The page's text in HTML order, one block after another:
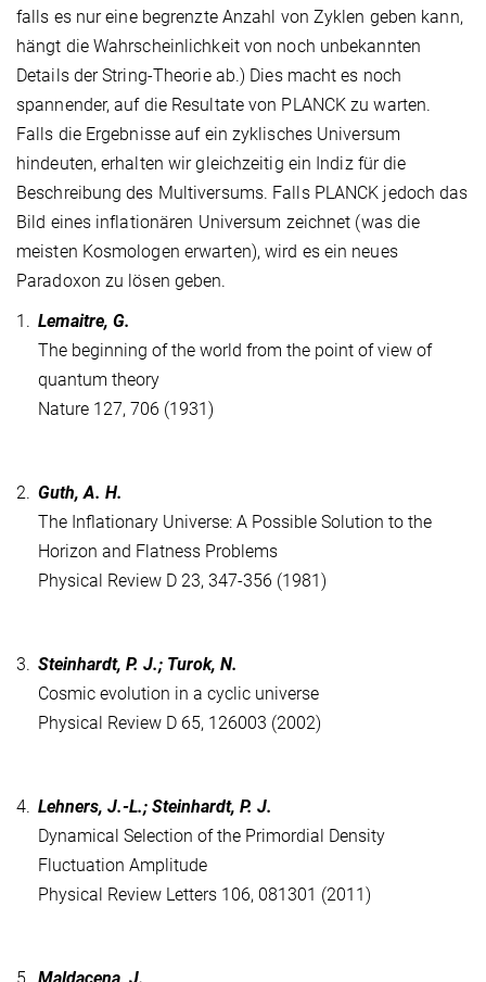
falls es nur eine begrenzte Anzahl von Zyklen geben kann,
hängt die Wahrscheinlichkeit von noch unbekannten
Details der String-Theorie ab.) Dies macht es noch
spannender, auf die Resultate von PLANCK zu warten.
Falls die Ergebnisse auf ein zyklisches Universum
hindeuten, erhalten wir gleichzeitig ein Indiz für die
Beschreibung des Multiversums. Falls PLANCK jedoch das
Bild eines inflationären Universum zeichnet (was die
meisten Kosmologen erwarten), wird es ein neues
Paradoxon zu lösen geben.
1. Lemaitre, G.
The beginning of the world from the point of view of
quantum theory
Nature 127, 706 (1931)
2. Guth, A. H.
The Inflationary Universe: A Possible Solution to the
Horizon and Flatness Problems
Physical Review D 23, 347-356 (1981)
3. Steinhardt, P. J.; Turok, N.
Cosmic evolution in a cyclic universe
Physical Review D 65, 126003 (2002)
4. Lehners, J.-L.; Steinhardt, P. J.
Dynamical Selection of the Primordial Density
Fluctuation Amplitude
Physical Review Letters 106, 081301 (2011)